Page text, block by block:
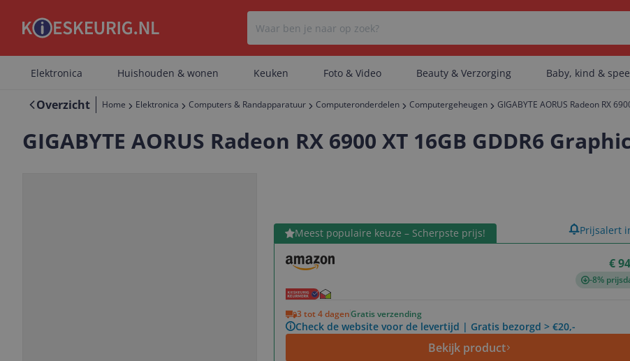
Er zijn geen artikelen gevonden.
Elektronica Huishouden & wonen Keuken Foto & Video Beauty & Verzorging Baby, kind &
Overzicht Home Elektronica Computers & Randapparatuur Computeronderdelen Computergeheugen GIGABYTE AORUS Radeon RX
GIGABYTE AORUS Radeon RX 6900 XT 16GB GDDR6
Meest populaire keuze – Scherpste prijs!
€
-8%
3 tot 4 dagenGratis verzending
Check de website voor de levertijd | Gratis bezorgd > €20,-
Bekijk product
Bekijk product Prijsalert